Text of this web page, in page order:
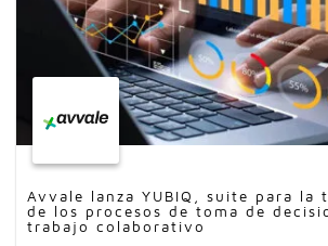
Avvale lanza YUBIQ, suite para la
de los procesos de toma de
trabajo colaborativo